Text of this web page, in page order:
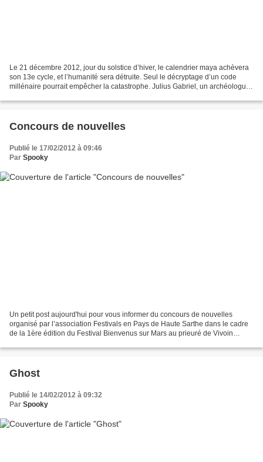
Le 21 décembre 2012, jour du solstice d’hiver, le calendrier maya achèvera
son 13e cycle, et l’humanité sera détruite. Seul le décryptage d’un code
millénaire pourrait empêcher la catastrophe. Julius Gabriel, un archéologue
Concours de nouvelles
Publié le 17/02/2012 à 09:46
Par Spooky
Un petit post aujourd'hui pour vous informer du concours de nouvelles
organisé par l’association Festivals en Pays de Haute Sarthe dans le cadre
de la 1ère édition du Festival Bienvenus sur Mars au prieuré de Vivoin
Ghost
Publié le 14/02/2012 à 09:32
Par Spooky